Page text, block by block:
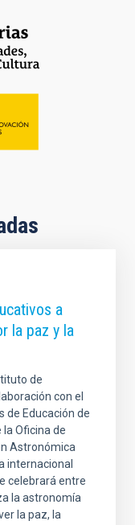
a
la paz y la
de
con el
de Educación de
la Oficina de
Astronómica
internacional
celebrará entre
la astronomía
la paz, la